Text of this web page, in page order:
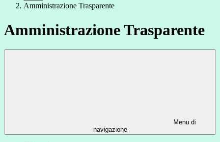
Amministrazione Trasparente
Amministrazione Trasparente
Menu di
navigazione